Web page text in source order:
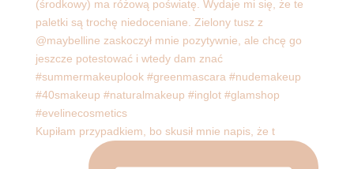
Kupiłam przypadkiem, bo skusił mnie napis, że t